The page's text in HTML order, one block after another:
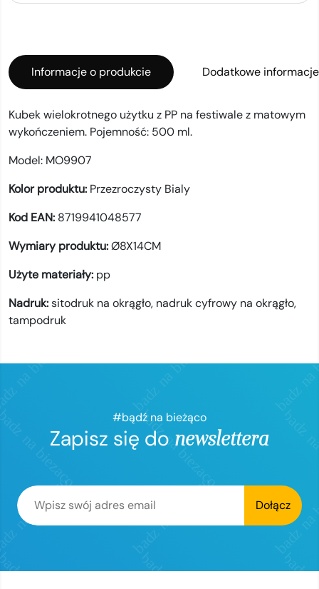
Informacje o produkcie Dodatkowe informacje
Kubek wielokrotnego użytku z PP na festiwale z matowym
wykończeniem. Pojemność: 500 ml.
Model: MO9907
Kolor produktu: Przezroczysty Bialy
Kod EAN: 8719941048577
Wymiary produktu:Ø8X14CM
Użyte materiały: pp
Nadruk:sitodruk na okrągło, nadruk cyfrowy na okrągło,
tampodruk
#bądź na bieżąco
Zapisz się do newslettera
Dołącz